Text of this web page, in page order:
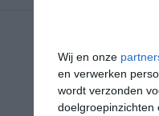
Wij en onze
en verwerken
wordt verzonden
doelgroepinzichten